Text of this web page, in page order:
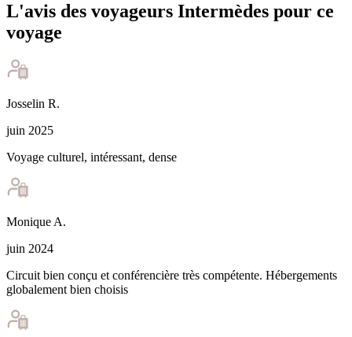
L'avis des voyageurs Intermèdes pour ce
voyage
Josselin R.
juin 2025
Voyage culturel, intéressant, dense
Monique A.
juin 2024
Circuit bien conçu et conférencière très compétente. Hébergements
globalement bien choisis